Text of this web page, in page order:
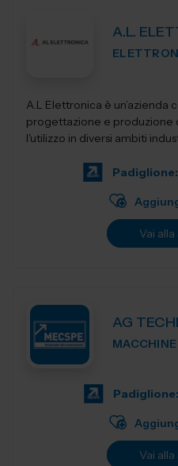
A.L.
A.L Elettronica è un’azienda
progettazione e produzione
l'utilizzo in diversi ambiti
Padiglione:
Vai
AG
Padiglione:
Vai